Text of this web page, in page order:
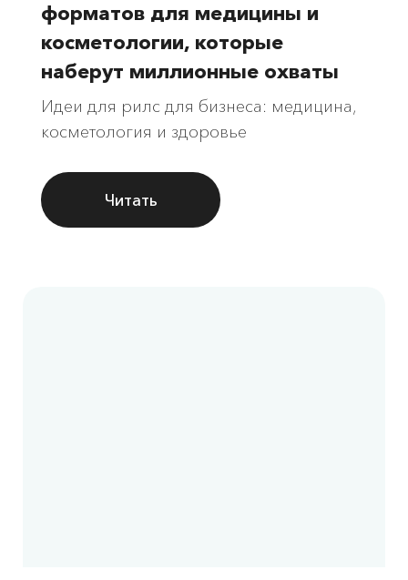
форматов для медицины и
косметологии, которые
наберут миллионные охваты
Идеи для рилс для бизнеса: медицина,
косметология и здоровье
Читать